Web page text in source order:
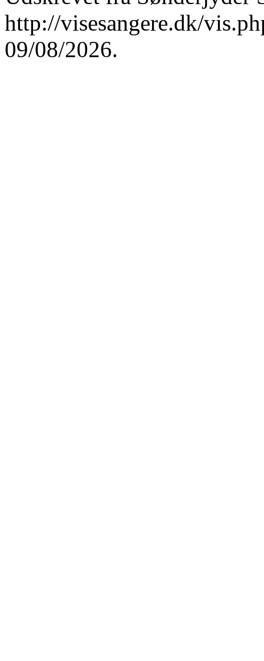
http://visesangere.dk/
09/08/2026.